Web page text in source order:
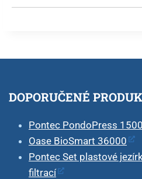
DOPORUČENÉ
Pontec PondoPress
Oase BioSmart 36000
Pontec Set plastové
filtrací